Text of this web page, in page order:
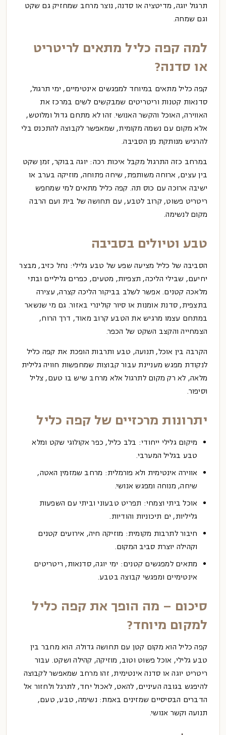
תרגול יוגה, מדיטציה או סדנה, נוצר מרחב שמחזיק גם שקט
וגם שמחה.
למה קפה כליל מתאים לריטריט
או סדנה?
קפה כליל מתאים במיוחד למפגשים אינטימיים, ימי תרגול,
סדנאות קטנות וריטריטים שמבקשים לשים במרכז את
האווירה, האוכל והקשר האנושי. זהו לא מתחם גדול ומלוטש,
אלא מקום עם נשמה מקומית, שמאפשר לקבוצה להתכנס בלי
להרגיש מנותקת מן הסביבה.
במרחב כזה התרגול מקבל איכות רכה: יוגה בבוקר, זמן שקט
בין עצים, ארוחה משותפת, שיחה פתוחה, מוזיקה בערב או
ישיבה ארוכה עם כוס תה. קפה כליל מתאים למי שמחפש
ריטריט פשוט, קרוב לטבע, עם תחושה של בית ועם הרבה
מקום לנשימה.
טבע וטיולים בסביבה
הסביבה של כליל מציעה שפע של טבע גלילי: נחל כזיב, מבצר
יחיעם, שבילי הליכה, תצפיות, מטעים, כפרים גליליים ובתי
מלאכה קטנים. אפשר לשלב בביקור הליכה קצרה, עצירה
בתצפית, סדנת אומנות או סיור קולינרי באזור. גם מי שנשאר
במתחם עצמו מרגיש את הטבע קרוב מאוד, דרך הרוח,
הצמחייה והקצב השקט של הכפר.
הקרבה בין אוכל, תנועה, טבע ותרבות הופכת את קפה כליל
לנקודת מפגש מעניינת עבור קבוצות שמחפשות חוויה גלילית
מלאה, לא רק מקום לתרגול אלא מרחב שיש בו טעם, צליל
וסיפור.
יתרונות מרכזיים של קפה כליל
מיקום גלילי ייחודי: בלב כליל, כפר אקולוגי שקט ומלא
טבע בגליל המערבי.
אווירה אינטימית ולא פורמלית: מרחב שמזמין האטה,
שיחה, מנוחה ומפגש אנושי.
אוכל ביתי וצמחי: תפריט טבעוני וביתי עם השפעות
גליליות, ים תיכוניות והודיות.
חיבור לתרבות מקומית: מוזיקה חיה, אירועים קטנים
וקהילה יוצרת סביב המקום.
מתאים למפגשים קטנים: ימי יוגה, סדנאות, ריטריטים
אינטימיים ומפגשי קבוצה בטבע.
סיכום – מה הופך את קפה כליל
למקום מיוחד?
קפה כליל הוא מקום קטן עם תחושה גדולה. הוא מחבר בין
טבע גלילי, אוכל פשוט וטוב, מוזיקה, קהילה ושקט. עבור
ריטריט יוגה או סדנה אינטימית, זהו מרחב שמאפשר לקבוצה
להיפגש בגובה העיניים, להאט, לאכול יחד, לתרגל ולחזור אל
הדברים הבסיסיים שמזינים באמת: נשימה, טבע, טעם,
תנועה וקשר אנושי.